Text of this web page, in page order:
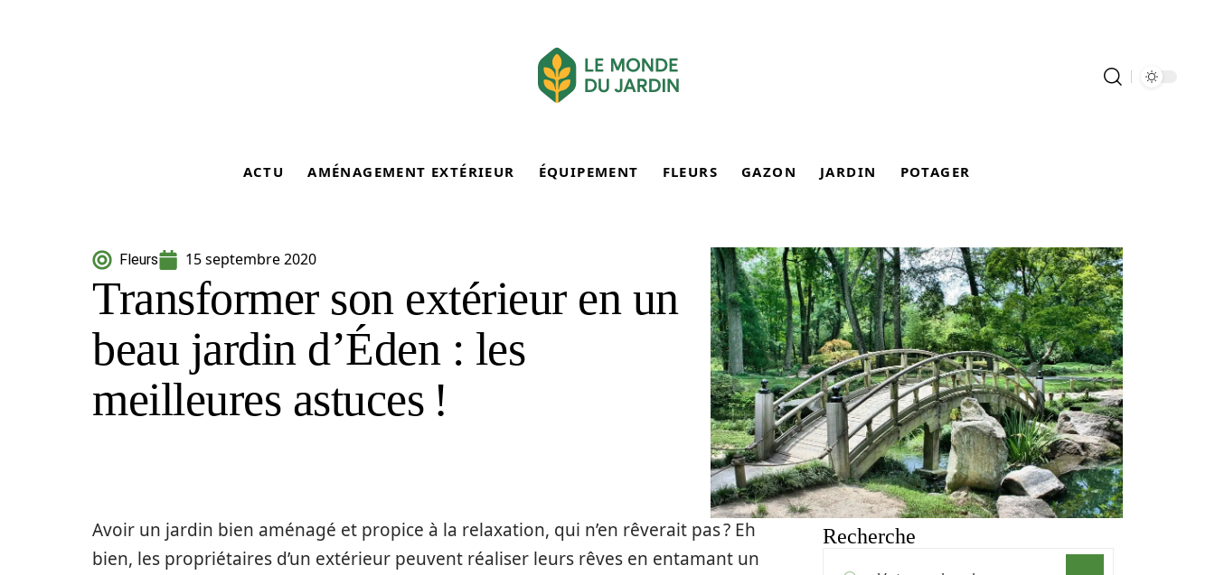
ACTU AMÉNAGEMENT EXTÉRIEUR ÉQUIPEMENT FLEURS GAZON JARDIN POTAGER
Fleurs 15 septembre 2020
Transformer son extérieur en un
beau jardin d’Éden : les
meilleures astuces !
Avoir un jardin bien aménagé et propice à la relaxation, qui n’en rêverait pas ? Eh
bien, les propriétaires d’un extérieur peuvent réaliser leurs rêves en entamant un
Recherche